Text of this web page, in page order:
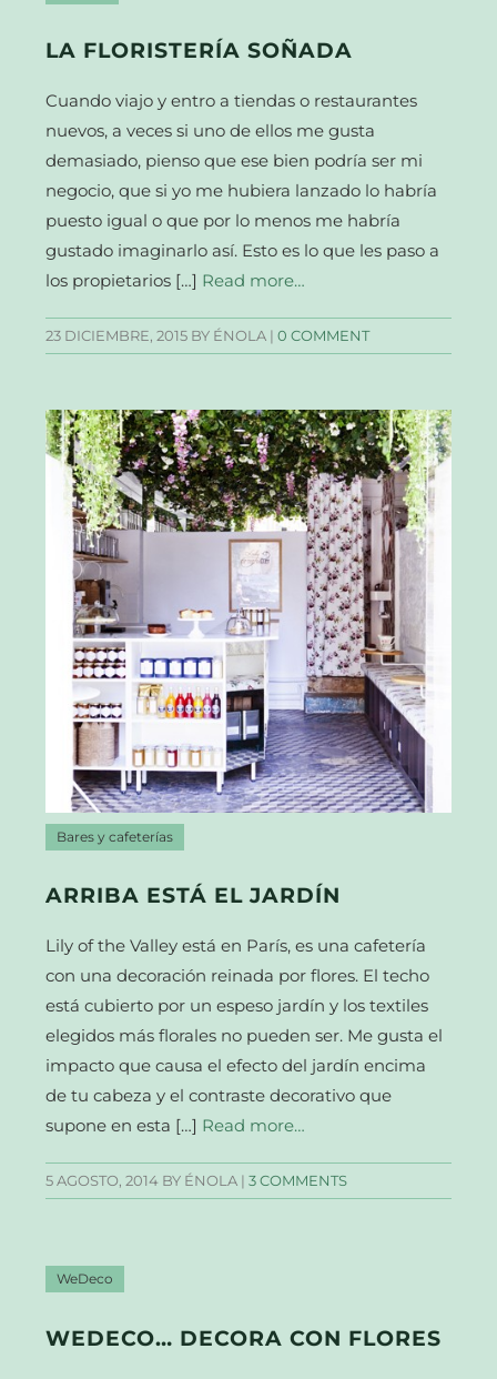
LA FLORISTERÍA SOÑADA
Cuando viajo y entro a tiendas o restaurantes
nuevos, a veces si uno de ellos me gusta
demasiado, pienso que ese bien podría ser mi
negocio, que si yo me hubiera lanzado lo habría
puesto igual o que por lo menos me habría
gustado imaginarlo así. Esto es lo que les paso a
los propietarios […] Read more…
23 DICIEMBRE, 2015 BY ÉNOLA |0 COMMENT
Bares y cafeterías
ARRIBA ESTÁ EL JARDÍN
Lily of the Valley está en París, es una cafetería
con una decoración reinada por flores. El techo
está cubierto por un espeso jardín y los textiles
elegidos más florales no pueden ser. Me gusta el
impacto que causa el efecto del jardín encima
de tu cabeza y el contraste decorativo que
supone en esta […] Read more…
5 AGOSTO, 2014 BY ÉNOLA |3 COMMENTS
WeDeco
WEDECO… DECORA CON FLORES